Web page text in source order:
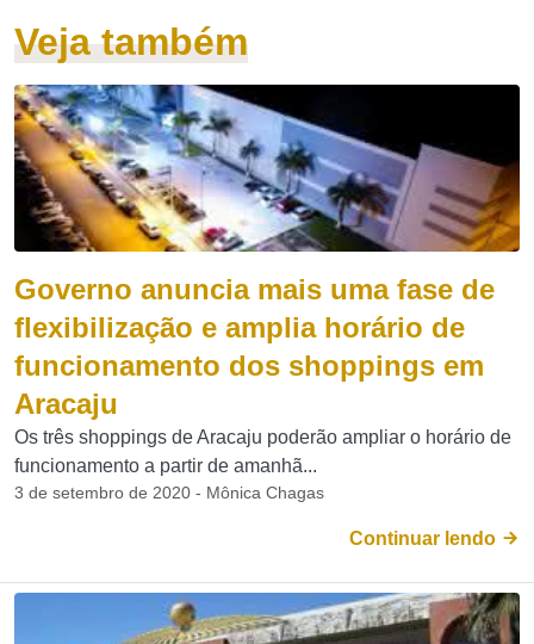
Veja também
Governo anuncia mais uma fase de
flexibilização e amplia horário de
funcionamento dos shoppings em
Aracaju
Os três shoppings de Aracaju poderão ampliar o horário de
funcionamento a partir de amanhã...
3 de setembro de 2020 - Mônica Chagas
Continuar lendo